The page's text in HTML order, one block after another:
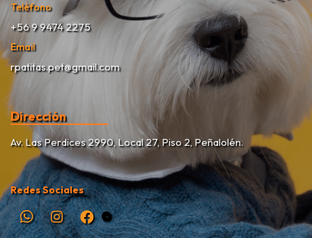
Teléfono
+56 9 9474 2275
Email
rpatitas.pet@gmail.com
Dirección
Av. Las Perdices 2990, Local 27, Piso 2, Peñalolén.
Redes Sociales